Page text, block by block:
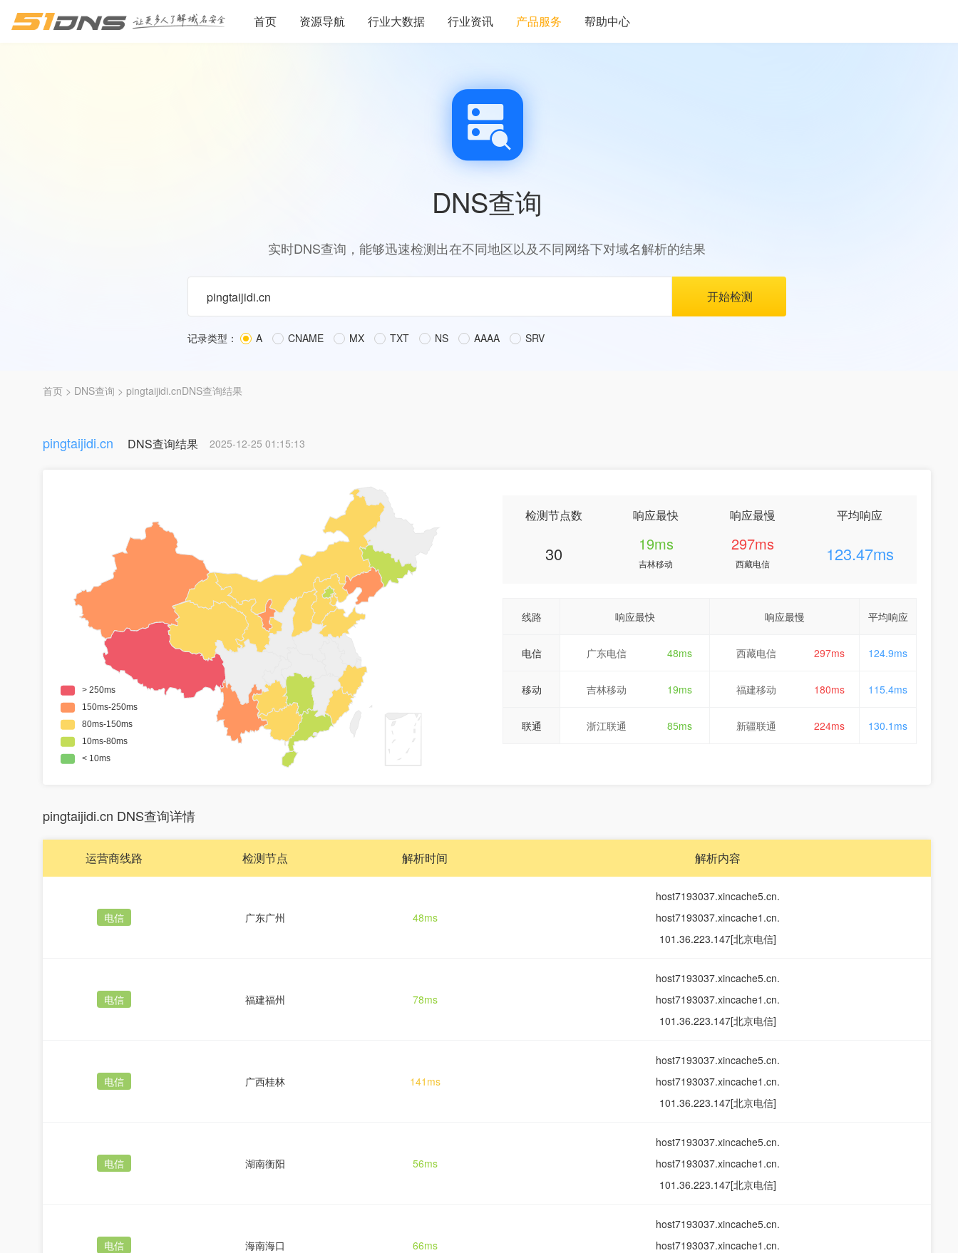
首页 资源导航 行业大数据 行业资讯 产品服务 帮助中心
DNS查询
实时DNS查询，能够迅速检测出在不同地区以及不同网络下对域名解析的结果
记录类型： A CNAME MX TXT NS AAAA SRV
首页 > DNS查询 > pingtaijidi.cnDNS查询结果
pingtaijidi.cn DNS查询结果 2025-12-25 01:15:13
检测节点数
30
响应最快
19ms
吉林移动
响应最慢
297ms
西藏电信
平均响应
123.47ms
线路 响应最快 响应最慢 平均响应
电信 广东电信 48ms 西藏电信 297ms 124.9ms
移动 吉林移动 19ms 福建移动 180ms 115.4ms
联通 浙江联通 85ms 新疆联通 224ms 130.1ms
pingtaijidi.cn DNS查询详情
运营商线路 检测节点 解析时间 解析内容
电信 广东广州 48ms
host7193037.xincache5.cn.
host7193037.xincache1.cn.
101.36.223.147[北京电信]
电信 福建福州 78ms
host7193037.xincache5.cn.
host7193037.xincache1.cn.
101.36.223.147[北京电信]
电信 广西桂林 141ms
host7193037.xincache5.cn.
host7193037.xincache1.cn.
101.36.223.147[北京电信]
电信 湖南衡阳 56ms
host7193037.xincache5.cn.
host7193037.xincache1.cn.
101.36.223.147[北京电信]
电信 海南海口 66ms
host7193037.xincache5.cn.
host7193037.xincache1.cn.